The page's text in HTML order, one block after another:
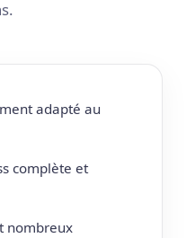
adapté au
complète et
nombreux